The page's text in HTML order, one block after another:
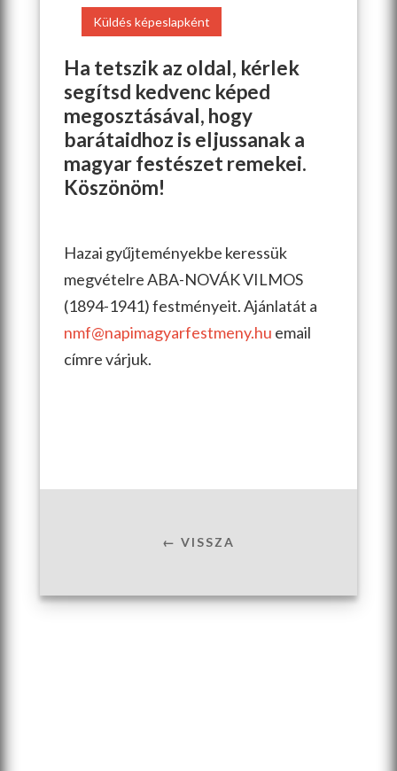
Küldés képeslapként
Ha tetszik az oldal, kérlek
segítsd kedvenc képed
megosztásával, hogy
barátaidhoz is eljussanak a
magyar festészet remekei.
Köszönöm!
Hazai gyűjteményekbe keressük
megvételre ABA-NOVÁK VILMOS
(1894-1941) festményeit. Ajánlatát a
nmf@napimagyarfestmeny.hu email
címre várjuk.
← VISSZA